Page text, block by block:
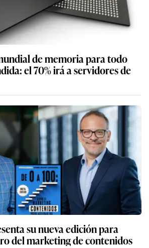
de memoria para todo
el 70% irá a servidores de
su nueva edición para
del marketing de contenidos